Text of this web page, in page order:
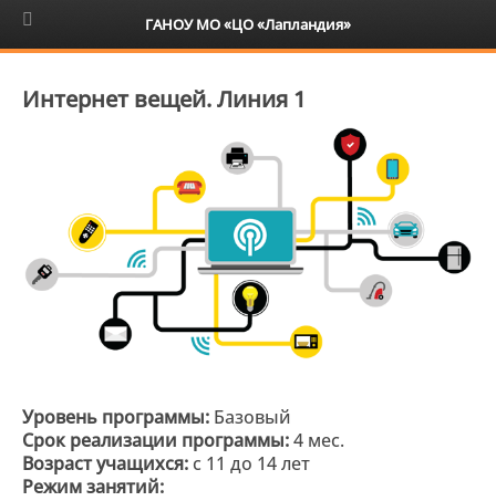
6+
Интернет вещей. Линия 1
Уровень программы: Базовый
Срок реализации программы:4 мес.
Возраст учащихся: с 11 до 14 лет
Режим занятий:
ГАНОУ МО «ЦО «Лапландия»